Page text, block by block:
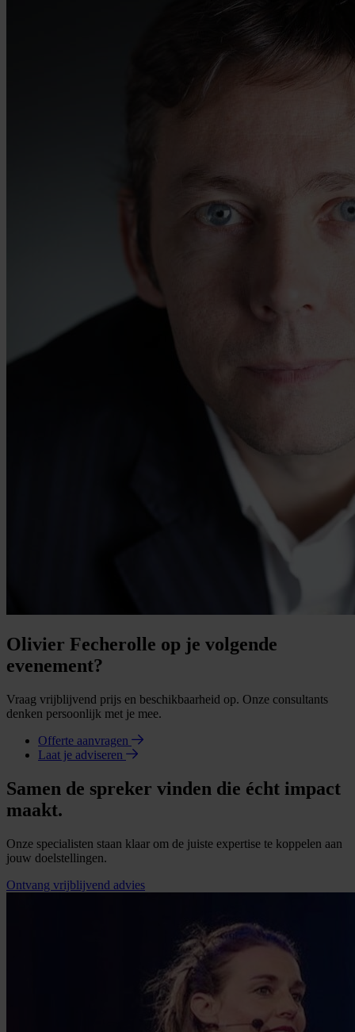
Olivier Fecherolle op je volgende
evenement?
Vraag vrijblijvend prijs en beschikbaarheid op. Onze consultants
denken persoonlijk met je mee.
Offerte aanvragen
Laat je adviseren
Samen de spreker vinden die écht impact
maakt.
Onze specialisten staan klaar om de juiste expertise te koppelen aan
jouw doelstellingen.
Ontvang vrijblijvend advies